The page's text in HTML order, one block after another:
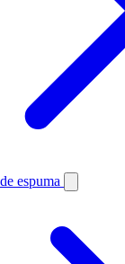
espuma